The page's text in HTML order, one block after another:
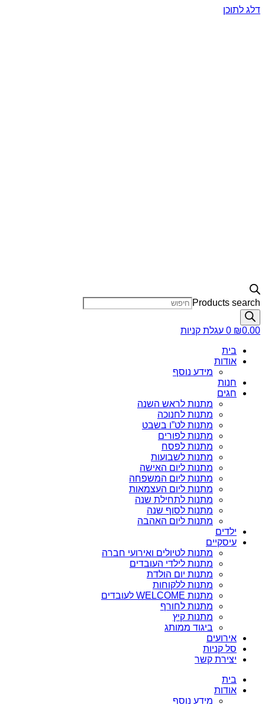
דלג לתוכן
Products search
₪0.00
0 עגלת קניות
בית
אודות
מידע נוסף
חנות
חגים
מתנות לראש השנה
מתנות לחנוכה
מתנות לט”ו בשבט
מתנות לפורים
מתנות לפסח
מתנות לשבועות
מתנות ליום האישה
מתנות ליום המשפחה
מתנות ליום העצמאות
מתנות לתחילת שנה
מתנות לסוף שנה
מתנות ליום האהבה
ילדים
עיסקיים
מתנות לטיולים ואירועי חברה
מתנות לילדי העובדים
מתנות יום הולדת
מתנות ללקוחות
מתנות WELCOME לעובדים
מתנות לחורף
מתנות קיץ
ביגוד ממותג
אירועים
סל קניות
יצירת קשר
בית
אודות
מידע נוסף